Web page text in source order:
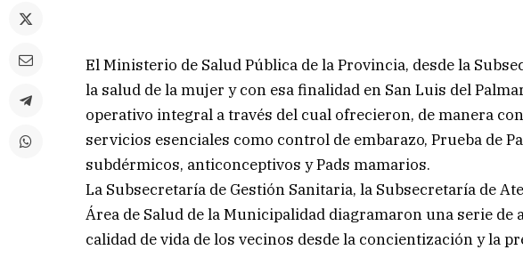
El Ministerio de Salud Pública de la Provincia, desde la
la salud de la mujer y con esa finalidad en San Luis del
operativo integral a través del cual ofrecieron, de manera
servicios esenciales como control de embarazo, Prueba de
subdérmicos, anticonceptivos y Pads mamarios.
La Subsecretaría de Gestión Sanitaria, la Subsecretaría de
Área de Salud de la Municipalidad diagramaron una serie de
calidad de vida de los vecinos desde la concientización y la